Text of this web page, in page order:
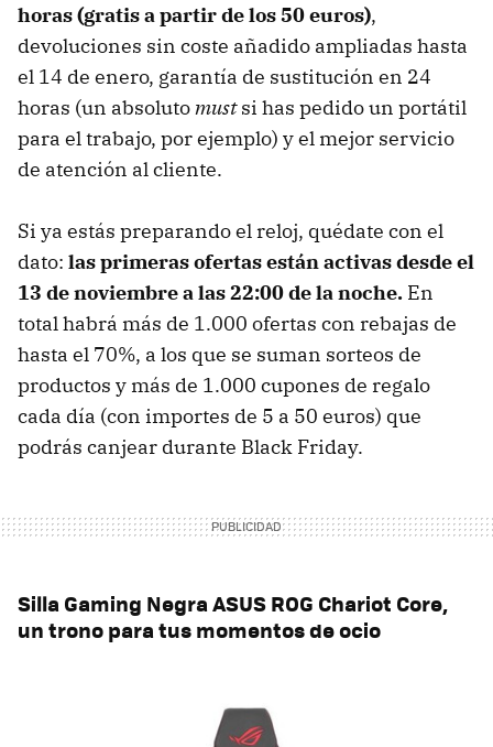
horas (gratis a partir de los 50 euros),
devoluciones sin coste añadido ampliadas hasta
el 14 de enero, garantía de sustitución en 24
horas (un absoluto mustsi has pedido un portátil
para el trabajo, por ejemplo) y el mejor servicio
de atención al cliente.
Si ya estás preparando el reloj, quédate con el
dato: las primeras ofertas están activas desde el
13 de noviembre a las 22:00 de la noche. En
total habrá más de 1.000 ofertas con rebajas de
hasta el 70%, a los que se suman sorteos de
productos y más de 1.000 cupones de regalo
cada día (con importes de 5 a 50 euros) que
podrás canjear durante Black Friday.
Silla Gaming Negra ASUS ROG Chariot Core,
un trono para tus momentos de ocio